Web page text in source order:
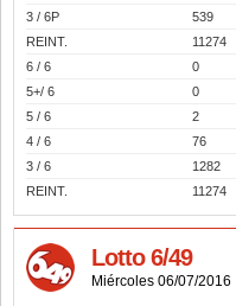
3 / 6P
539
REINT.
11274
6 / 6
0
5+/ 6
0
5 / 6
2
4 / 6
76
3 / 6
1282
REINT.
11274
Lotto 6/49
Miércoles 06/07/2016